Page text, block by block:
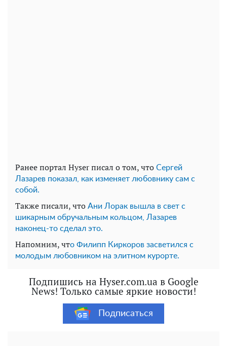
Ранее портал Hyser писал о том, что Сергей
Лазарев показал, как изменяет любовнику сам с
собой.
Также писали, что Ани Лорак вышла в свет с
шикарным обручальным кольцом, Лазарев
наконец-то сделал это.
Напомним, что Филипп Киркоров засветился с
молодым любовником на элитном курорте.
Подпишись на Hyser.com.ua в Google
News! Только самые яркие новости!
Подписаться